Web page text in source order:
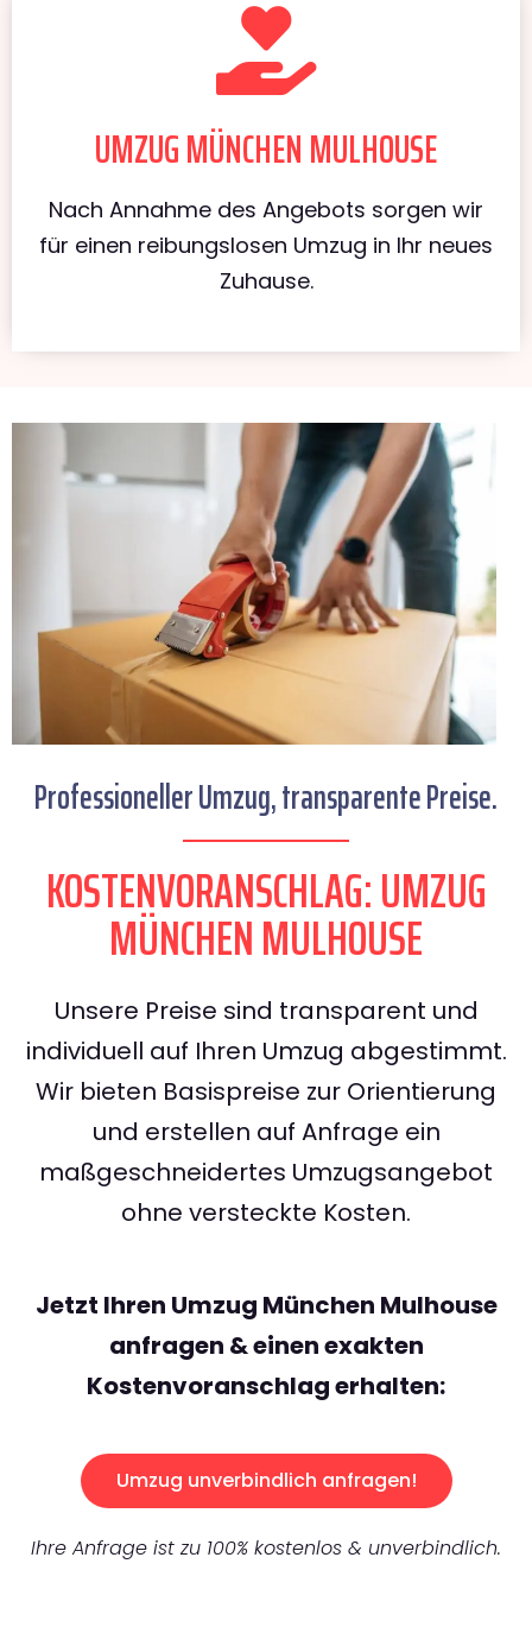
UMZUG MÜNCHEN MULHOUSE
Nach Annahme des Angebots sorgen wir
für einen reibungslosen Umzug in Ihr neues
Zuhause.
Professioneller Umzug, transparente Preise.
KOSTENVORANSCHLAG: UMZUG
MÜNCHEN MULHOUSE
Unsere Preise sind transparent und
individuell auf Ihren Umzug abgestimmt.
Wir bieten Basispreise zur Orientierung
und erstellen auf Anfrage ein
maßgeschneidertes Umzugsangebot
ohne versteckte Kosten.
Jetzt Ihren Umzug München Mulhouse
anfragen & einen exakten
Kostenvoranschlag erhalten:
Umzug unverbindlich anfragen!
Ihre Anfrage ist zu 100% kostenlos & unverbindlich.